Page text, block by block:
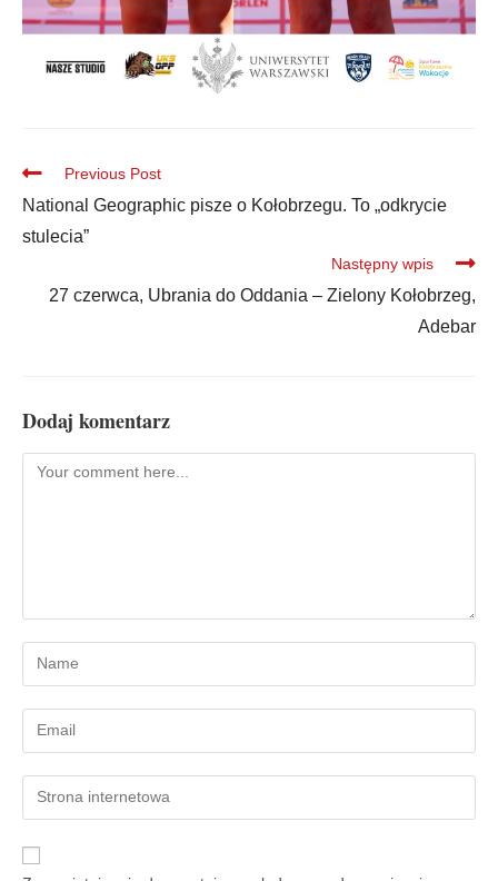
Previous Post
National Geographic pisze o Kołobrzegu. To „odkrycie
stulecia”
Następny wpis
27 czerwca, Ubrania do Oddania – Zielony Kołobrzeg,
Adebar
Dodaj komentarz